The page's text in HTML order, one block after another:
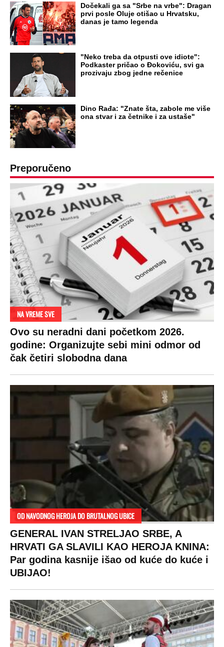
OD NAVODNOG HEROJA DO BRUTALNOG UBICE
GENERAL IVAN STRELJAO SRBE, A
HRVATI GA SLAVILI KAO HEROJA KNINA:
UBIJAO!
DRAMA ZBOG LJUBAVNE PRIČE
Zbog svadbe trudne Srpkinje i Albanca
proradio nacionalizam! Popljuvali ih samo
tako: "Ti si svoje srpsko izdala"
RAJ!
Žene u Srbiji su poludele za njima,
ogledaju se, bacaju pare: Ovde bunde
koštaju 100 evra, a neke i 2.000 dinara!